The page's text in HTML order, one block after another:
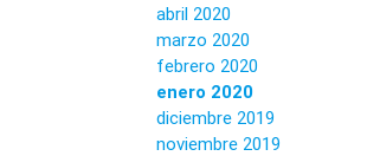
abril 2020
marzo 2020
febrero 2020
enero 2020
diciembre 2019
noviembre 2019